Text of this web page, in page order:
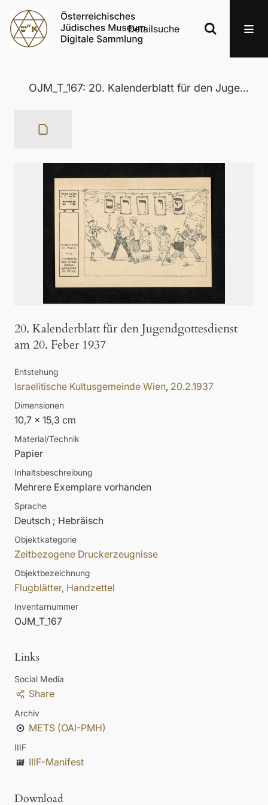
Detailsuche
OJM_T_167: 20. Kalenderblatt für den Jugendgottesdienst am 20. Feber 1937
20. Kalenderblatt für den Jugendgottesdienst
am 20. Feber 1937
Entstehung
Israelitische Kultusgemeinde Wien, 20.2.1937
Dimensionen
10,7 x 15,3 cm
Material/Technik
Papier
Inhaltsbeschreibung
Mehrere Exemplare vorhanden
Sprache
Deutsch ; Hebräisch
Objektkategorie
Zeitbezogene Druckerzeugnisse
Objektbezeichnung
Flugblätter, Handzettel
Inventarnummer
OJM_T_167
Links
Social Media
Share
Archiv
METS (OAI-PMH)
IIIF
IIIF-Manifest
Download